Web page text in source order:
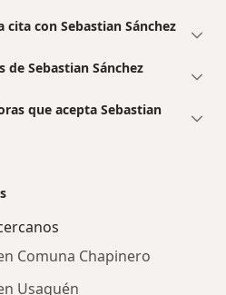
con Sebastian Sánchez
de Sebastian Sánchez
que acepta Sebastian
Comuna Chapinero
Usaquén